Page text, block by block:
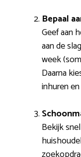
Bepaal
Geef aan
aan de
week
Daarna
inhuren
Bekijk